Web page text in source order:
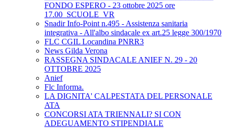
FONDO ESPERO - 23 ottobre 2025 ore
17.00_SCUOLE_VR
Snadir Info-Point n.495 - Assistenza sanitaria
integrativa - All'albo sindacale ex art.25 legge 300/1970
FLC CGIL Locandina PNRR3
News Gilda Verona
RASSEGNA SINDACALE ANIEF N. 29 - 20
OTTOBRE 2025
Anief
Flc Informa.
LA DIGNITA' CALPESTATA DEL PERSONALE
ATA
CONCORSI ATA TRIENNALI? SI CON
ADEGUAMENTO STIPENDIALE